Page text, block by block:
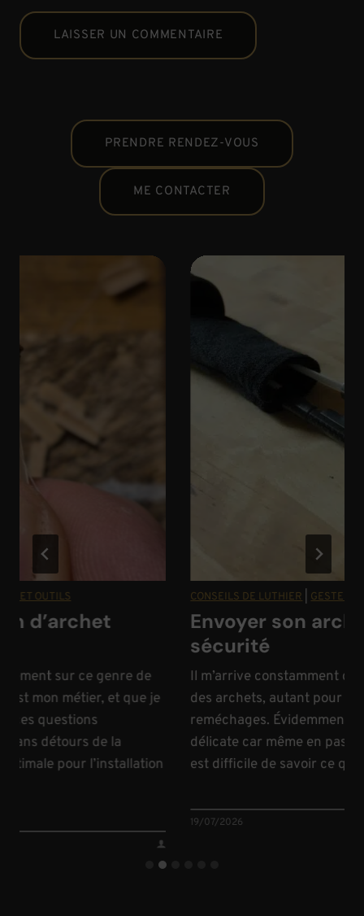
PRENDRE RENDEZ-VOUS
ME CONTACTER
sur ce genre de
métier, et que je
questions
détours de la
pour l’installation
CONSEILS DE LUTHIER|GESTES ET
Envoyer son archet
sécurité
Il m’arrive constamment
des archets, autant pour des
reméchages. Évidemment, il
délicate car même en passant
est difficile de savoir ce qui va
19/07/2026